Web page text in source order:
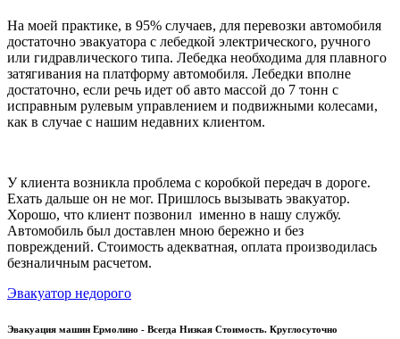
На моей практике, в 95% случаев, для перевозки автомобиля
достаточно эвакуатора с лебедкой электрического, ручного
или гидравлического типа. Лебедка необходима для плавного
затягивания на платформу автомобиля. Лебедки вполне
достаточно, если речь идет об авто массой до 7 тонн с
исправным рулевым управлением и подвижными колесами,
как в случае с нашим недавних клиентом.
У клиента возникла проблема с коробкой передач в дороге.
Ехать дальше он не мог. Пришлось вызывать эвакуатор.
Хорошо, что клиент позвонил именно в нашу службу.
Автомобиль был доставлен мною бережно и без
повреждений. Стоимость адекватная, оплата производилась
безналичным расчетом.
Эвакуатор недорого
Эвакуация машин Ермолино - Всегда Низкая Стоимость. Круглосуточно